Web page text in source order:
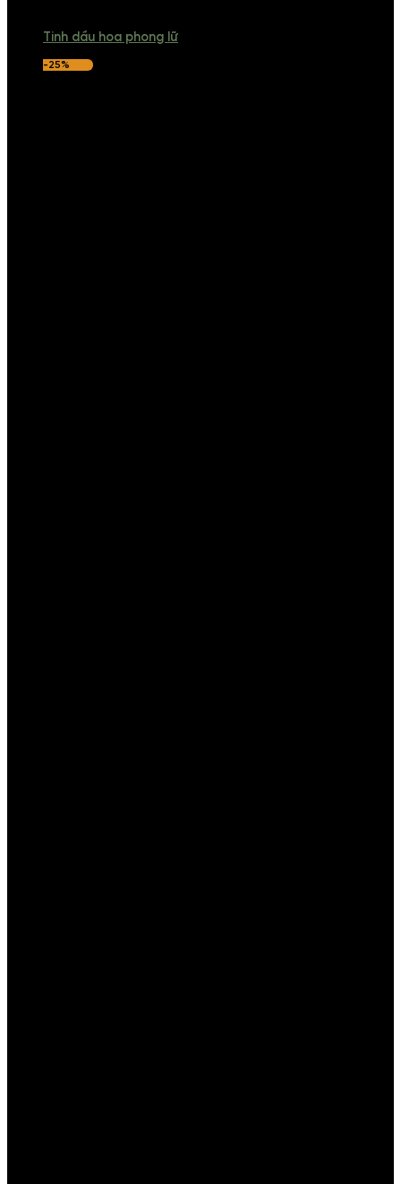
Tinh dầu hoa phong lữ
-25%